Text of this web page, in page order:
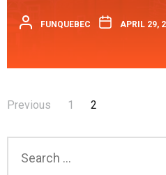
berbenteng di utara, selain...
FUNQUEBEC APRIL 29,
Posts
Previous 1 2
for: